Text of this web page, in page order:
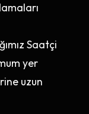
Saatçi
yer
uzun